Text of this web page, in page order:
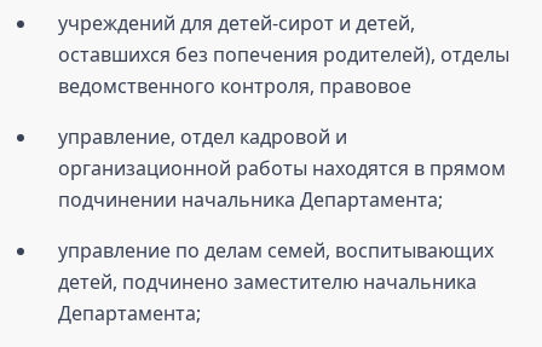
учреждений для детей-сирот и детей,
оставшихся без попечения родителей), отделы
ведомственного контроля, правовое
управление, отдел кадровой и
организационной работы находятся в прямом
подчинении начальника Департамента;
управление по делам семей, воспитывающих
детей, подчинено заместителю начальника
Департамента;